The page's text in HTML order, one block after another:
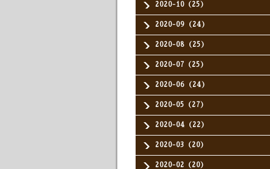
2020-10（25）
2020-09（24）
2020-08（25）
2020-07（25）
2020-06（24）
2020-05（27）
2020-04（22）
2020-03（20）
2020-02（20）